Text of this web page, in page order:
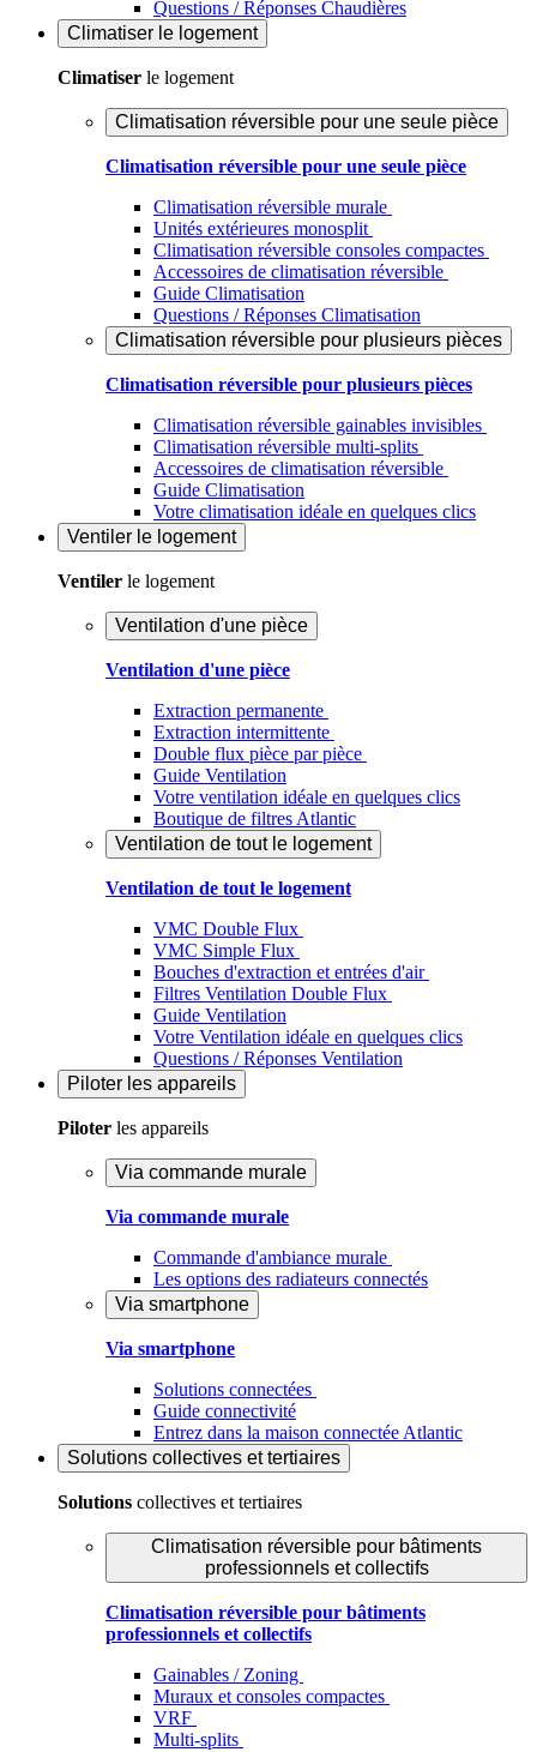
Questions / Réponses Chaudières
Climatiser le logement
Climatiser le logement
Climatisation réversible pour une seule pièce
Climatisation réversible pour une seule pièce
Climatisation réversible murale
Unités extérieures monosplit
Climatisation réversible consoles compactes
Accessoires de climatisation réversible
Guide Climatisation
Questions / Réponses Climatisation
Climatisation réversible pour plusieurs pièces
Climatisation réversible pour plusieurs pièces
Climatisation réversible gainables invisibles
Climatisation réversible multi-splits
Accessoires de climatisation réversible
Guide Climatisation
Votre climatisation idéale en quelques clics
Ventiler le logement
Ventiler le logement
Ventilation d'une pièce
Ventilation d'une pièce
Extraction permanente
Extraction intermittente
Double flux pièce par pièce
Guide Ventilation
Votre ventilation idéale en quelques clics
Boutique de filtres Atlantic
Ventilation de tout le logement
Ventilation de tout le logement
VMC Double Flux
VMC Simple Flux
Bouches d'extraction et entrées d'air
Filtres Ventilation Double Flux
Guide Ventilation
Votre Ventilation idéale en quelques clics
Questions / Réponses Ventilation
Piloter les appareils
Piloter les appareils
Via commande murale
Via commande murale
Commande d'ambiance murale
Les options des radiateurs connectés
Via smartphone
Via smartphone
Solutions connectées
Guide connectivité
Entrez dans la maison connectée Atlantic
Solutions collectives et tertiaires
Solutions collectives et tertiaires
Climatisation réversible pour bâtiments
professionnels et collectifs
Climatisation réversible pour bâtiments
professionnels et collectifs
Gainables / Zoning
Muraux et consoles compactes
VRF
Multi-splits